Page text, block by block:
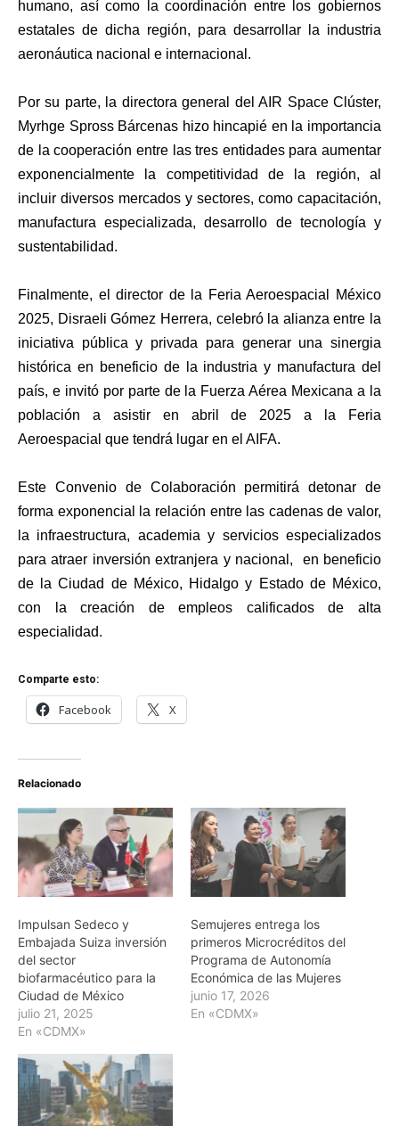
humano, así como la coordinación entre los gobiernos
estatales de dicha región, para desarrollar la industria
aeronáutica nacional e internacional.
Por su parte, la directora general del AIR Space Clúster,
Myrhge Spross Bárcenas hizo hincapié en la importancia
de la cooperación entre las tres entidades para aumentar
exponencialmente la competitividad de la región, al
incluir diversos mercados y sectores, como capacitación,
manufactura especializada, desarrollo de tecnología y
sustentabilidad.
Finalmente, el director de la Feria Aeroespacial México
2025, Disraeli Gómez Herrera, celebró la alianza entre la
iniciativa pública y privada para generar una sinergia
histórica en beneficio de la industria y manufactura del
país, e invitó por parte de la Fuerza Aérea Mexicana a la
población a asistir en abril de 2025 a la Feria
Aeroespacial que tendrá lugar en el AIFA.
Este Convenio de Colaboración permitirá detonar de
forma exponencial la relación entre las cadenas de valor,
la infraestructura, academia y servicios especializados
para atraer inversión extranjera y nacional, en beneficio
de la Ciudad de México, Hidalgo y Estado de México,
con la creación de empleos calificados de alta
especialidad.
Comparte esto:
Facebook X
Relacionado
Impulsan Sedeco y
Embajada Suiza inversión
del sector
biofarmacéutico para la
Ciudad de México
julio 21, 2025
En «CDMX»
Semujeres entrega los
primeros Microcréditos del
Programa de Autonomía
Económica de las Mujeres
junio 17, 2026
En «CDMX»